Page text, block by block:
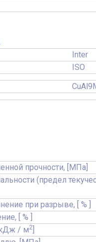
Inter
ISO
прочности, [МПа]
(предел
при разрыве, [ % ]
[ % ]
кДж / м2